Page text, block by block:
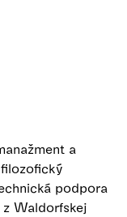
a
podpora
Waldorfskej